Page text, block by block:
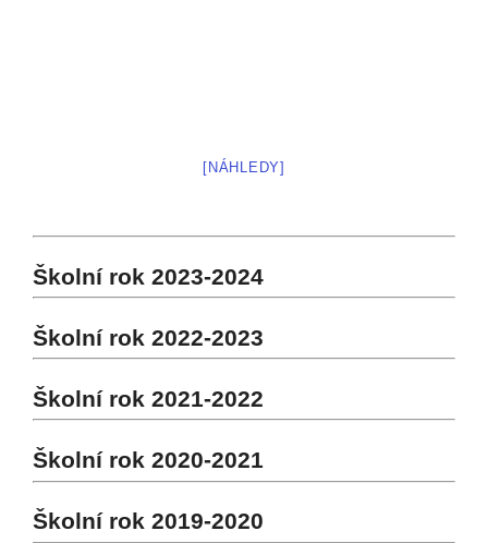
[NÁHLEDY]
Školní rok 2023-2024
Školní rok 2022-2023
Školní rok 2021-2022
Školní rok 2020-2021
Školní rok 2019-2020